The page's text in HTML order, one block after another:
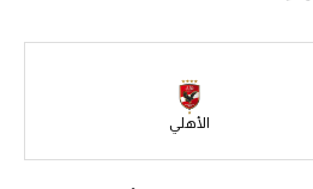
الأهلي